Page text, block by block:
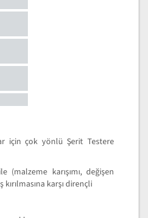
için çok yönlü Şerit Testere
(malzeme karışımı, değişen
karşı dirençli